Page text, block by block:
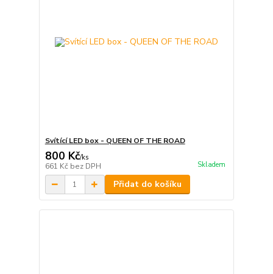
Svítící LED box - QUEEN OF THE ROAD
800 Kč/ks
661 Kč bez DPH Skladem
Přidat do košíku